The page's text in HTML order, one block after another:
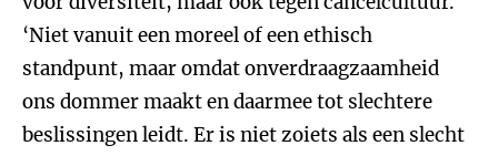
‘Niet vanuit een moreel of een ethisch
standpunt, maar omdat onverdraagzaamheid
ons dommer maakt en daarmee tot slechtere
beslissingen leidt. Er is niet zoiets als een slecht